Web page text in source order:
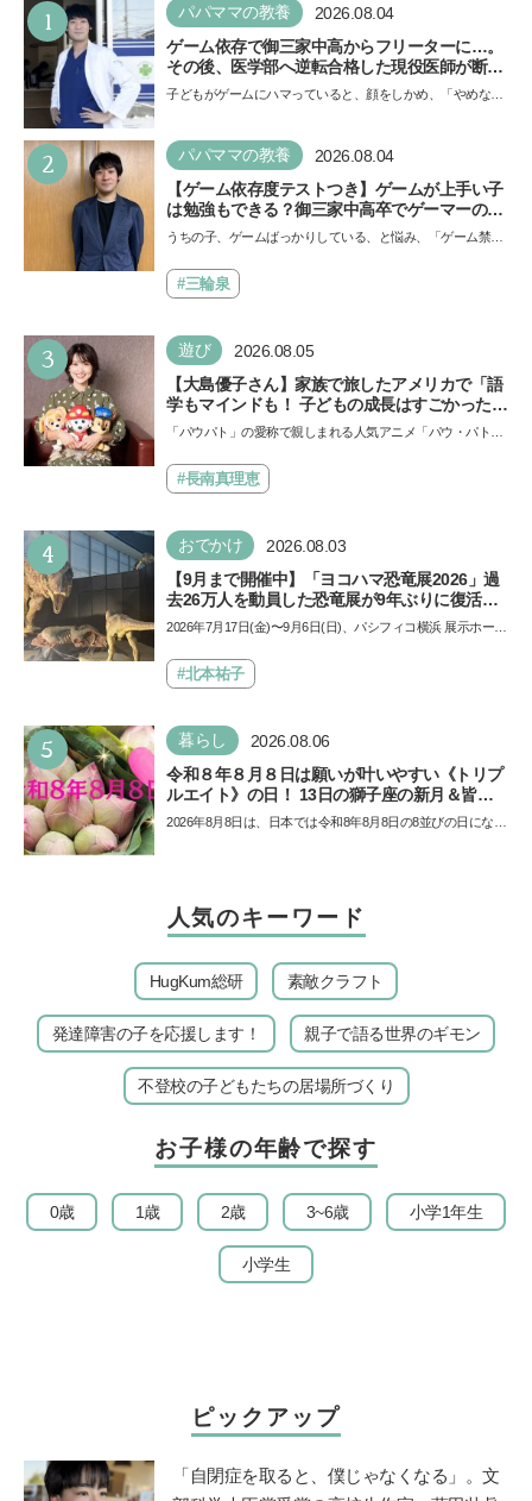
1 パパママの教養 2026.08.04
ゲーム依存で御三家中高からフリーターに…。
その後、医学部へ逆転合格した現役医師が断言
「ゲームの経験が受験勉強に役立った」そう考
子どもがゲームにハマっていると、顔をしかめ、「やめなさ
い…
2 パパママの教養 2026.08.04
【ゲーム依存度テストつき】ゲームが上手い子
は勉強もできる？御三家中高卒でゲーマーの医
師・阿部智史さんが教えるゲームしながら受験
うちの子、ゲームばっかりしている、と悩み、「ゲーム禁
も…
#三輪泉
3 遊び 2026.08.05
【大島優子さん】家族で旅したアメリカで「語
学もマインドも！ 子どもの成長はすごかった」
声優をつとめた映画『パウ・パトロール ザ・ダ
できると子どもに知ってほしい
「パウパト」の愛称で親しまれる人気アニメ「パウ・パトロ
ザ…
#長南真理恵
4 おでかけ 2026.08.03
【9月まで開催中】「ヨコハマ恐竜展2026」過
去26万人を動員した恐竜展が9年ぶりに復活！
夏休みのおでかけで楽しむポイントを完全ガイ
2026年7月17日(金)〜9月6日(日)、パシフィコ横浜 展示ホール
催…
#北本祐子
5 暮らし 2026.08.06
令和８年８月８日は願いが叶いやすい《トリプ
ルエイト》の日！ 13日の獅子座の新月＆皆既
日食の影響にも注目
2026年8月8日は、日本では令和8年8月8日の8並びの日になり
人気のキーワード
HugKum総研 素敵クラフト
発達障害の子を応援します！ 親子で語る世界のギモン
不登校の子どもたちの居場所づくり
お子様の年齢で探す
0歳 1歳 2歳 3~6歳 小学1年生
小学生
ピックアップ
「自閉症を取ると、僕じゃなくなる」。文